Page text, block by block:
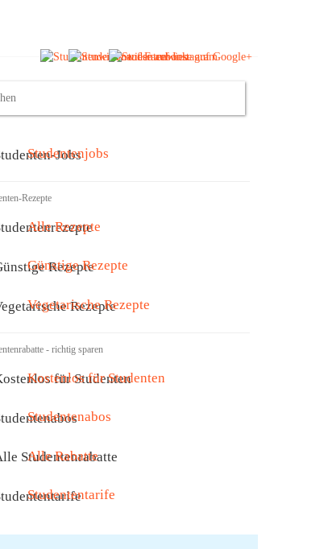
Studentenjobs
Rezepte
Alle Rezepte
Günstige Rezepte
Vegetarische Rezepte
- richtig sparen
Kostenlos für Studenten
Studentenabos
Alle Rabatte
Studententarife